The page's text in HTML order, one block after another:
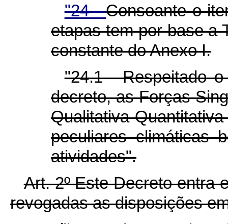
"24 -Consoante o
etapas tem por base a
constante do Anexo I.
"24.1 - Respeitado
decreto, as Forças
Qualitativa-
peculiares climáticas
atividades".
Art. 2º Este Decreto entra
revogadas as disposições